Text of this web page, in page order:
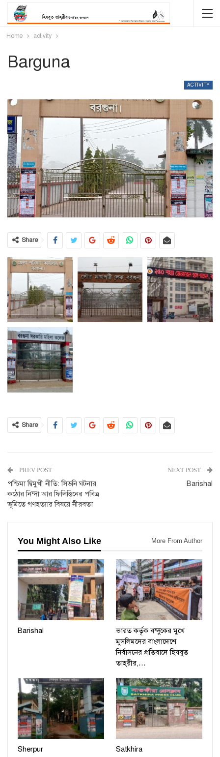
Home activity
Barguna
ACTIVITY
Share
Share
PREV POST
পশ্চিমা দ্বিমুখী নীতি: সিডনি ঘটনার
কঠোর নিন্দা আর ফিলিস্তিনের পবিত্র
ভূমিতে গণহত্যার বিষয়ে নীরবতা
NEXT POST
Barishal
You Might Also Like More From Author
Barishal
ভারত কর্তৃক বন্দুকের মুখে
মুসলিমদের বাংলাদেশে
নির্বাসনের প্রতিবাদে হিযবুত
তাহ্‌রীর,…
Sherpur Satkhira